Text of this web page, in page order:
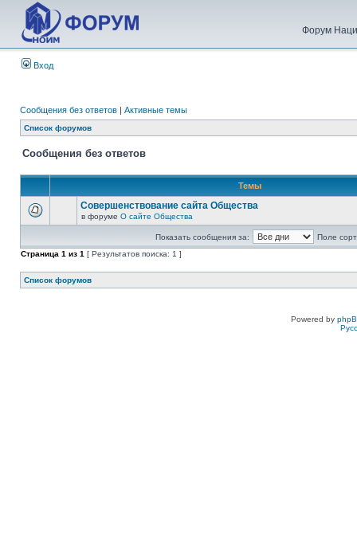
Форум
Вход
Сообщения без ответов | Активные темы
Список форумов
Сообщения без ответов
Темы
Совершенствование сайта Общества
в форуме О сайте Общества
Показать сообщения за:
Поле
Страница 1 из 1 [ Результатов поиска: 1 ]
Список форумов
Powered by